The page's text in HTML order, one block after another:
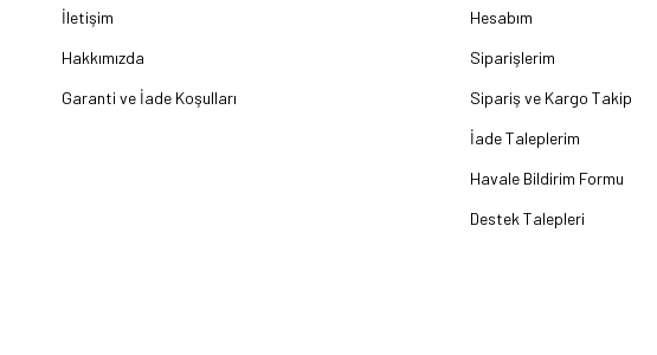
İletişim
Hakkımızda
Garanti ve İade Koşulları
Hesabım
Siparişlerim
Sipariş ve Kargo Takip
İade Taleplerim
Havale Bildirim Formu
Destek Talepleri